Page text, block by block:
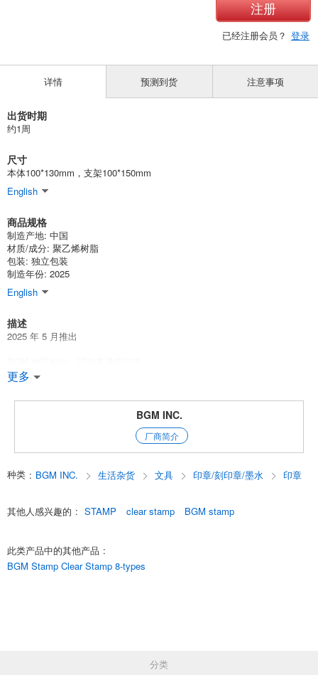
注册
已经注册会员？ 登录
详情
出货时期
约1周
尺寸
本体100*130mm，支架100*150mm
English
商品规格
制造产地: 中国
材质/成分: 聚乙烯树脂
包装: 独立包装
制造年份: 2025
English
描述
2025 年 5 月推出
1 贴在亚克力块上（需单独购买）
透明，从上面可以看到盖印的位置，方便盖印！
透明印章 / 印章 / 印章 / 印章 / BGM / BGM
English
更多
预测到货 注意事项
BGM INC.
厂商简介
种类 : BGM INC. 生活杂货 文具 印章/刻印章/墨水 印章
其他人感兴趣的 : STAMP clear stamp BGM stamp
此类产品中的其他产品 :
BGM Stamp Clear Stamp 8-types
分类